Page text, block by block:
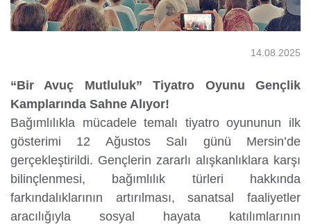
14.08.2025
“Bir Avuç Mutluluk” Tiyatro Oyunu Gençlik
Kamplarında Sahne Alıyor!
Bağımlılıkla mücadele temalı tiyatro oyununun ilk
gösterimi 12 Ağustos Salı günü Mersin’de
gerçekleştirildi. Gençlerin zararlı alışkanlıklara karşı
bilinçlenmesi, bağımlılık türleri hakkında
farkındalıklarının artırılması, sanatsal faaliyetler
aracılığıyla sosyal hayata katılımlarının
Öğrenciler